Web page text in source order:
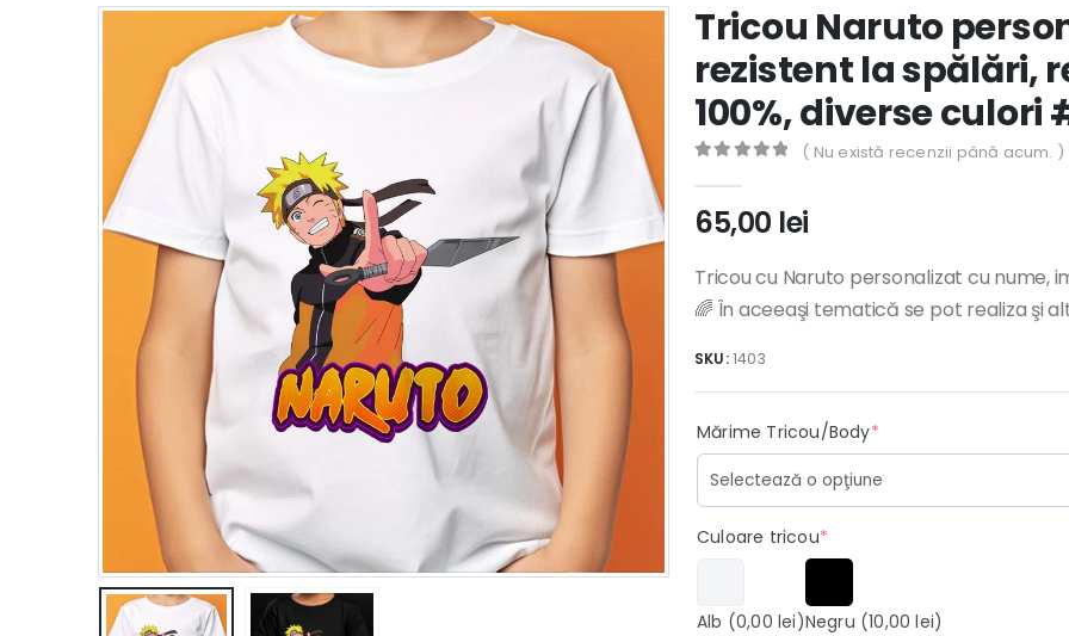
Tricou Naruto
rezistent la spălări,
100%, diverse culori
( Nu există recenzii până acum. )
65,00 lei
Tricou cu Naruto personalizat cu nume,
🌈 În aceeaşi tematică se pot realiza şi
SKU:1403
Mărime Tricou/Body*(required)
Culoare tricou*(required)
Alb (0,00 lei)Negru (10,00 lei)